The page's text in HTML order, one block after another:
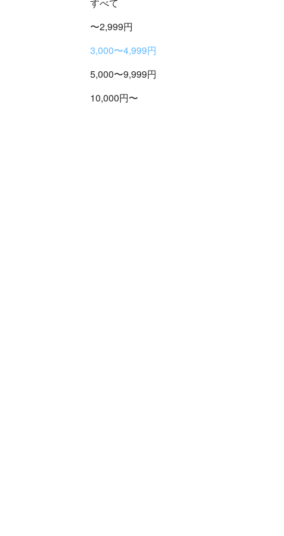
〜2,999円
3,000〜4,999円
5,000〜9,999円
10,000円〜